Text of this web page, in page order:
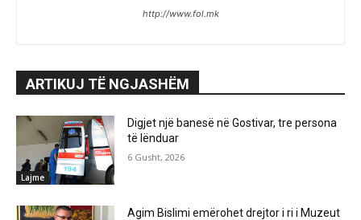
http://www.fol.mk
ARTIKUJ TË NGJASHËM
Lajme
Digjet një banesë në Gostivar, tre persona
të lënduar
6 Gusht, 2026
Agim Bislimi emërohet drejtor i ri i Muzeut